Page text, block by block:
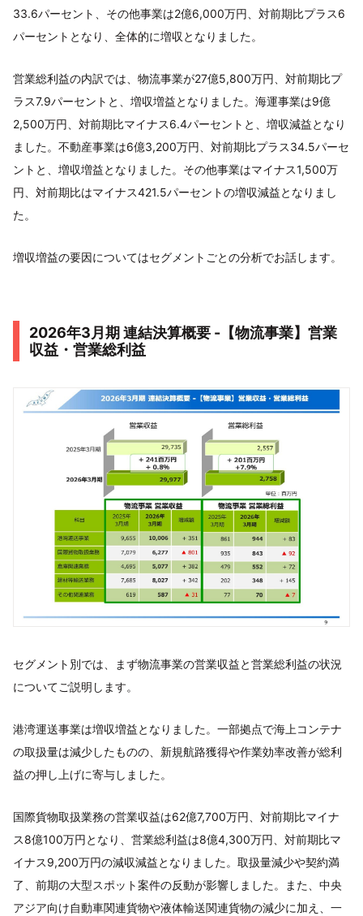
33.6パーセント、その他事業は2億6,000万円、対前期比プラス6
パーセントとなり、全体的に増収となりました。
営業総利益の内訳では、物流事業が27億5,800万円、対前期比プ
ラス7.9パーセントと、増収増益となりました。海運事業は9億
2,500万円、対前期比マイナス6.4パーセントと、増収減益となり
ました。不動産事業は6億3,200万円、対前期比プラス34.5パーセ
ントと、増収増益となりました。その他事業はマイナス1,500万
円、対前期比はマイナス421.5パーセントの増収減益となりまし
た。
増収増益の要因についてはセグメントごとの分析でお話します。
2026年3月期 連結決算概要 -【物流事業】営業
収益・営業総利益
セグメント別では、まず物流事業の営業収益と営業総利益の状況
についてご説明します。
港湾運送事業は増収増益となりました。一部拠点で海上コンテナ
の取扱量は減少したものの、新規航路獲得や作業効率改善が総利
益の押し上げに寄与しました。
国際貨物取扱業務の営業収益は62億7,700万円、対前期比マイナ
ス8億100万円となり、営業総利益は8億4,300万円、対前期比マ
イナス9,200万円の減収減益となりました。取扱量減少や契約満
了、前期の大型スポット案件の反動が影響しました。また、中央
アジア向け自動車関連貨物や液体輸送関連貨物の減少に加え、一